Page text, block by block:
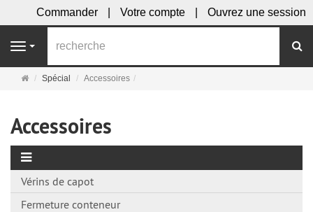
Commander Votre compte Ouvrez une session
Navigation
PageSpécial Accessoires
Accessoires
Vérins de capot
Fermeture conteneur